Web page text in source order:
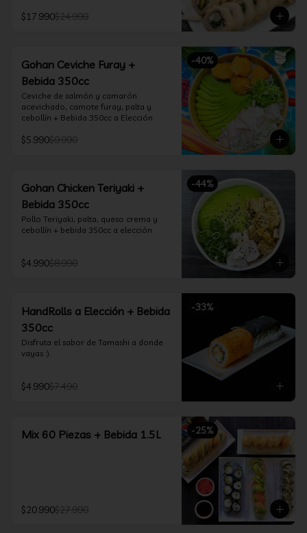
Tempura
Queso Crema y Cebollín, frito en
tempura
*Incluye 2 palitos, 2 soya 30ml, 1 salsa
teriyaki 30ml
$17.990$24.990
-40%
Gohan Ceviche Furay +
Bebida 350cc
Ceviche de salmón y camarón
acevichado, camote furay, palta y
cebollín + Bebida 350cc a Elección
$5.990$9.990
-44%
Gohan Chicken Teriyaki +
Bebida 350cc
Pollo Teriyaki, palta, queso crema y
cebollín + bebida 350cc a elección
$4.990$8.990
-33%
HandRolls a Elección + Bebida
350cc
Disfruta el sabor de Tamashi a donde
vayas :).
$4.990$7.490
-25%
Mix 60 Piezas + Bebida 1.5L
$20.990$27.990